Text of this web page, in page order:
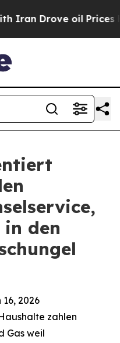
Drove oil Prices
den
16, 2026
zahlen
Gas weil